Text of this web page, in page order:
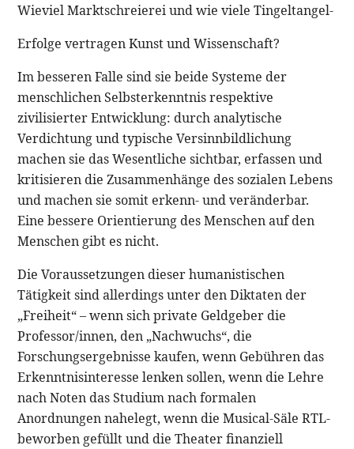
Wieviel Marktschreierei und wie viele Tingeltangel-
Erfolge vertragen Kunst und Wissenschaft?
Im besseren Falle sind sie beide Systeme der
menschlichen Selbsterkenntnis respektive
zivilisierter Entwicklung: durch analytische
Verdichtung und typische Versinnbildlichung
machen sie das Wesentliche sichtbar, erfassen und
kritisieren die Zusammenhänge des sozialen Lebens
und machen sie somit erkenn- und veränderbar.
Eine bessere Orientierung des Menschen auf den
Menschen gibt es nicht.
Die Voraussetzungen dieser humanistischen
Tätigkeit sind allerdings unter den Diktaten der
„Freiheit“ – wenn sich private Geldgeber die
Professor/innen, den „Nachwuchs“, die
Forschungsergebnisse kaufen, wenn Gebühren das
Erkenntnisinteresse lenken sollen, wenn die Lehre
nach Noten das Studium nach formalen
Anordnungen nahelegt, wenn die Musical-Säle RTL-
beworben gefüllt und die Theater finanziell